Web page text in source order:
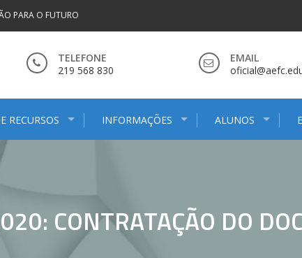
PARA O FUTURO
TELEFONE
219 568 830
EMAIL
RECURSOS INFORMAÇÕES ALUNOS
CONTRATAÇÃO DO